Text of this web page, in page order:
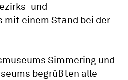
und
mit einem Stand bei der
Simmering und
begrüßten alle